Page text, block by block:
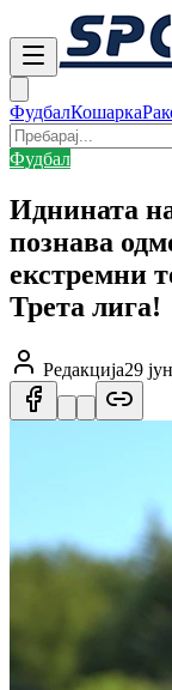
ФудбалКошарка
Фудбал
Иднината
познава
екстремни
Трета лига!
Редакција29